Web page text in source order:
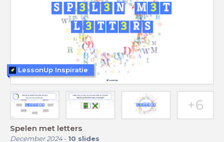
Spelen met letters
December 2024- 10 slides
LessonUp Inspiratie